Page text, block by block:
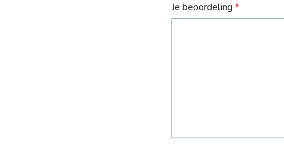
Je beoordeling *